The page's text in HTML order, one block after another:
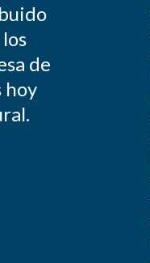
de
hoy